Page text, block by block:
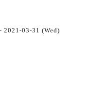
2021-03-31 (Wed)